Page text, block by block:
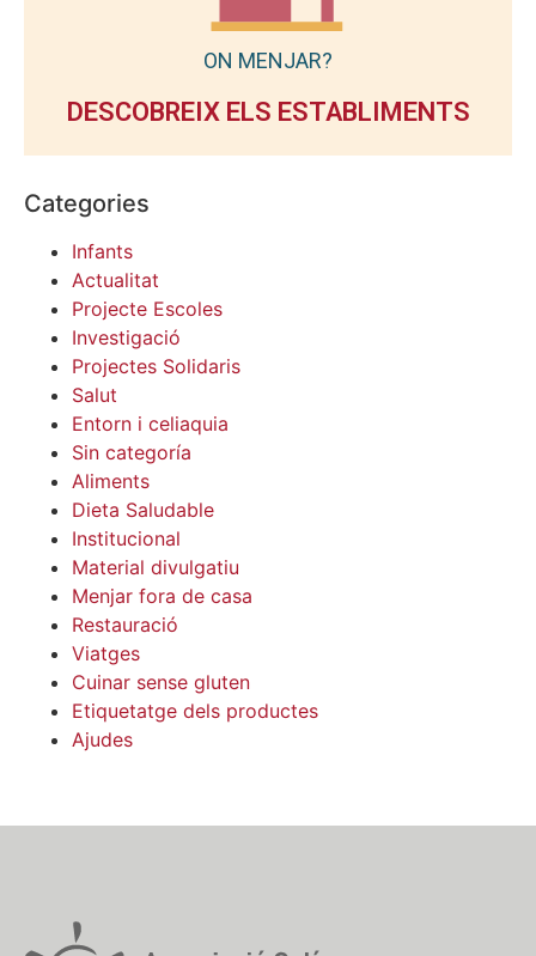
ON MENJAR?
DESCOBREIX ELS ESTABLIMENTS
Categories
Infants
Actualitat
Projecte Escoles
Investigació
Projectes Solidaris
Salut
Entorn i celiaquia
Sin categoría
Aliments
Dieta Saludable
Institucional
Material divulgatiu
Menjar fora de casa
Restauració
Viatges
Cuinar sense gluten
Etiquetatge dels productes
Ajudes